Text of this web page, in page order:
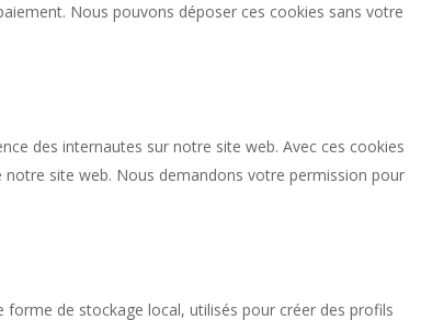
Nous pouvons déposer ces cookies sans votre
des internautes sur notre site web. Avec ces cookies
site web. Nous demandons votre permission pour
de stockage local, utilisés pour créer des profils